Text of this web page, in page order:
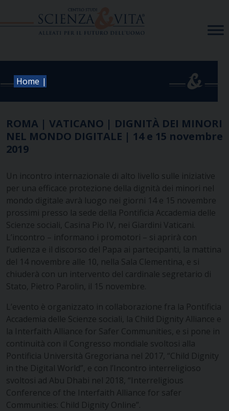
Home |
ROMA | VATICANO | DIGNITÀ DEI MINORI
NEL MONDO DIGITALE | 14 e 15 novembre
2019
Un incontro internazionale di alto livello sulle iniziative
per una efficace protezione della dignità dei minori nel
mondo digitale avrà luogo nei giorni 14 e 15 novembre
prossimi presso la sede della Pontificia Accademia delle
Scienze sociali, Casina Pio IV, nei Giardini Vaticani.
L’incontro – informano i promotori – si aprirà con
l’udienza e il discorso del Papa ai partecipanti, la mattina
del 14 novembre alle 10, nella Sala Clementina, e si
chiuderà con un intervento del cardinale segretario di
Stato, Pietro Parolin, il 15 novembre.
L’evento è organizzato in collaborazione fra la Pontificia
Accademia delle Scienze sociali, la Child Dignity Alliance e
la Interfaith Alliance for Safer Communities, e si pone in
continuità con il Congresso mondiale svoltosi alla
Pontificia Università Gregoriana nel 2017, “Child Dignity
in the Digital World”, e con l’Incontro interreligioso
svoltosi ad Abu Dhabi nel 2018, “Interreligious
Conference of the Interfaith Alliance for safer
Communities: Child Dignity Online”.